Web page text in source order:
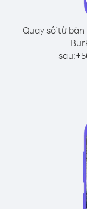
Quay số từ
sau:+